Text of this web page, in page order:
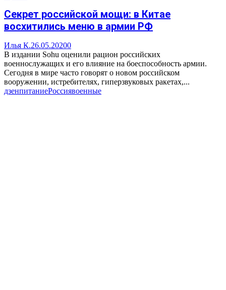
Секрет российской мощи: в Китае
восхитились меню в армии РФ
Илья К.26.05.20200
В издании Sohu оценили рацион российских
военнослужащих и его влияние на боеспособность армии.
Сегодня в мире часто говорят о новом российском
вооружении, истребителях, гиперзвуковых ракетах,...
дзенпитаниеРоссиявоенные